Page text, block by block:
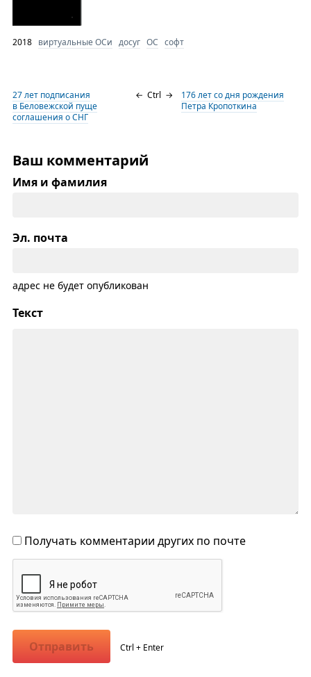
2018 виртуальные ОСи досуг ОС софт
27 лет подписания
в Беловежской пуще
соглашения о СНГ
← Ctrl →
176 лет со дня рождения
Петра Кропоткина
Ваш комментарий
Имя и фамилия
Эл. почта
адрес не будет опубликован
Текст
Получать комментарии других по почте
Отправить Ctrl + Enter